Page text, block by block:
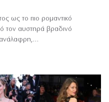
ως το πιο ρομαντικό
τον αυστηρά βραδινό
ανάλαφρη,…